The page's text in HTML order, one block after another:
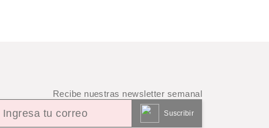
Recibe nuestras newsletter semanal
Suscribir